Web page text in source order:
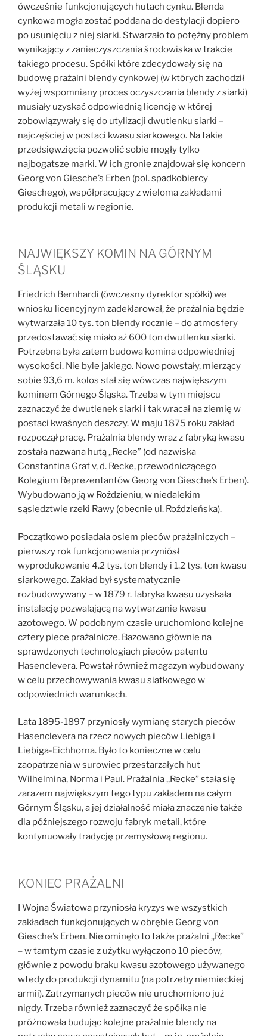
ówcześnie funkcjonujących hutach cynku. Blenda
cynkowa mogła zostać poddana do destylacji dopiero
po usunięciu z niej siarki. Stwarzało to potężny problem
wynikający z zanieczyszczania środowiska w trakcie
takiego procesu. Spółki które zdecydowały się na
budowę prażalni blendy cynkowej (w których zachodził
wyżej wspomniany proces oczyszczania blendy z siarki)
musiały uzyskać odpowiednią licencję w której
zobowiązywały się do utylizacji dwutlenku siarki –
najczęściej w postaci kwasu siarkowego. Na takie
przedsięwzięcia pozwolić sobie mogły tylko
najbogatsze marki. W ich gronie znajdował się koncern
Georg von Giesche’s Erben (pol. spadkobiercy
Gieschego), współpracujący z wieloma zakładami
produkcji metali w regionie.
NAJWIĘKSZY KOMIN NA GÓRNYM
ŚLĄSKU
Friedrich Bernhardi (ówczesny dyrektor spółki) we
wniosku licencyjnym zadeklarował, że prażalnia będzie
wytwarzała 10 tys. ton blendy rocznie – do atmosfery
przedostawać się miało aż 600 ton dwutlenku siarki.
Potrzebna była zatem budowa komina odpowiedniej
wysokości. Nie byle jakiego. Nowo powstały, mierzący
sobie 93,6 m. kolos stał się wówczas największym
kominem Górnego Śląska. Trzeba w tym miejscu
zaznaczyć że dwutlenek siarki i tak wracał na ziemię w
postaci kwaśnych deszczy. W maju 1875 roku zakład
rozpoczął pracę. Prażalnia blendy wraz z fabryką kwasu
została nazwana hutą ,,Recke” (od nazwiska
Constantina Graf v, d. Recke, przewodniczącego
Kolegium Reprezentantów Georg von Giesche’s Erben).
Wybudowano ją w Roździeniu, w niedalekim
sąsiedztwie rzeki Rawy (obecnie ul. Roździeńska).
Początkowo posiadała osiem pieców prażalniczych –
pierwszy rok funkcjonowania przyniósł
wyprodukowanie 4.2 tys. ton blendy i 1.2 tys. ton kwasu
siarkowego. Zakład był systematycznie
rozbudowywany – w 1879 r. fabryka kwasu uzyskała
instalację pozwalającą na wytwarzanie kwasu
azotowego. W podobnym czasie uruchomiono kolejne
cztery piece prażalnicze. Bazowano głównie na
sprawdzonych technologiach pieców patentu
Hasenclevera. Powstał również magazyn wybudowany
w celu przechowywania kwasu siatkowego w
odpowiednich warunkach.
Lata 1895-1897 przyniosły wymianę starych pieców
Hasenclevera na rzecz nowych pieców Liebiga i
Liebiga-Eichhorna. Było to konieczne w celu
zaopatrzenia w surowiec przestarzałych hut
Wilhelmina, Norma i Paul. Prażalnia ,,Recke” stała się
zarazem największym tego typu zakładem na całym
Górnym Śląsku, a jej działalność miała znaczenie także
dla późniejszego rozwoju fabryk metali, które
kontynuowały tradycję przemysłową regionu.
KONIEC PRAŻALNI
I Wojna Światowa przyniosła kryzys we wszystkich
zakładach funkcjonujących w obrębie Georg von
Giesche’s Erben. Nie ominęło to także prażalni ,,Recke”
– w tamtym czasie z użytku wyłączono 10 pieców,
głównie z powodu braku kwasu azotowego używanego
wtedy do produkcji dynamitu (na potrzeby niemieckiej
armii). Zatrzymanych pieców nie uruchomiono już
nigdy. Trzeba również zaznaczyć że spółka nie
próżnowała budując kolejne prażalnie blendy na